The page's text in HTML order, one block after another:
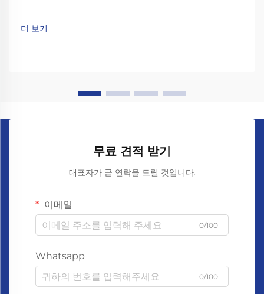
더 보기
무료 견적 받기
대표자가 곧 연락을 드릴 것입니다.
이메일
0/100
Whatsapp
0/100